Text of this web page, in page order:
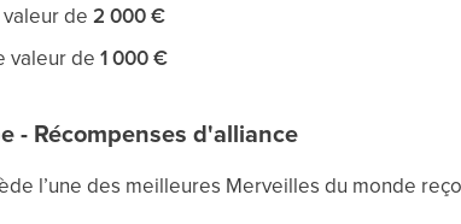
valeur de2 000 €
valeur de1 000 €
- Récompenses d'alliance
l’une des meilleures Merveilles du monde